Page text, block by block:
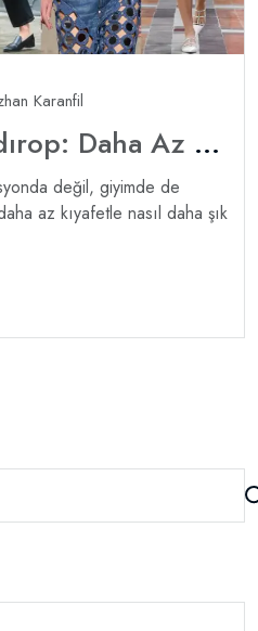
Karanfil
Minimalist Gardırop: Daha Az Parça ile Daha Fazla Kombin
değil, giyimde de
az kıyafetle nasıl daha şık